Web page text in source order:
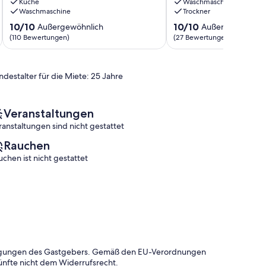
Wells
Tennis
Gardens
zu
Fuß
Wells
Küche
Waschmaschine
10.0
von
10,
Bewertungen)
10/10 Außergewöhnlich
(110 Bewertungen)
des
Jahrhunderts,
das
in
morgendliches
Waschmaschine
Trockner
10.0
von
10,
10/10
(27 Bewertungen)
für die Miete: 25 Jahre
Veranstaltungen
sind nicht gestattet
Rauchen
ist nicht gestattet
des Gastgebers. Gemäß den EU-Verordnungen
nicht dem Widerrufsrecht.